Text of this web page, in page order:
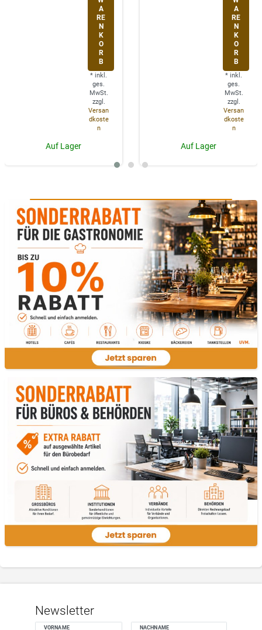
A
RE
N
K
O
R
B
* inkl.
ges.
MwSt.
zzgl.
Versan
dkoste
n
Auf Lager
A
RE
N
K
O
R
B
* inkl.
ges.
MwSt.
zzgl.
Versan
dkoste
n
Auf Lager
Newsletter
VORNAME NACHNAME